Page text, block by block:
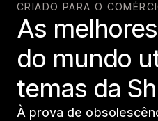
CRIADO PARA O
As
do mundo
temas da
À prova de